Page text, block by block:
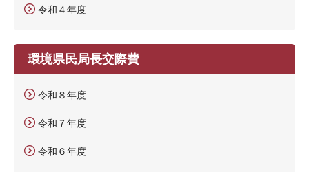
令和４年度
環境県民局長交際費
令和８年度
令和７年度
令和６年度